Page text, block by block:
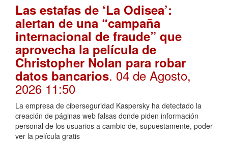
Las estafas de ‘La Odisea’:
alertan de una “campaña
internacional de fraude” que
aprovecha la película de
Christopher Nolan para robar
datos bancarios. 04 de Agosto,
2026 11:50
La empresa de ciberseguridad Kaspersky ha detectado la
creación de páginas web falsas donde piden información
personal de los usuarios a cambio de, supuestamente, poder
ver la película gratis